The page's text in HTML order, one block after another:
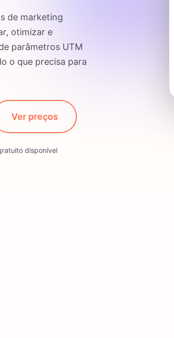
de marketing
otimizar e
parâmetros UTM
o que precisa para
Ver preços
disponível